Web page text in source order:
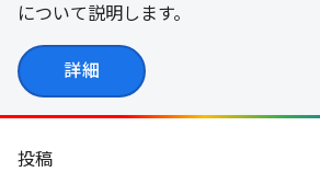
について説明します。
詳細
投稿